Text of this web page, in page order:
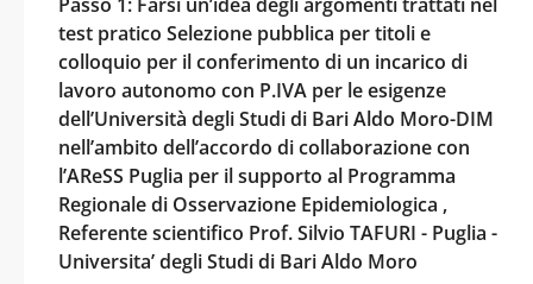
test pratico Selezione pubblica per titoli e
colloquio per il conferimento di un incarico di
lavoro autonomo con P.IVA per le esigenze
dell’Università degli Studi di Bari Aldo Moro-DIM
nell’ambito dell’accordo di collaborazione con
l’AReSS Puglia per il supporto al Programma
Regionale di Osservazione Epidemiologica ,
Referente scientifico Prof. Silvio TAFURI - Puglia -
Universita’ degli Studi di Bari Aldo Moro